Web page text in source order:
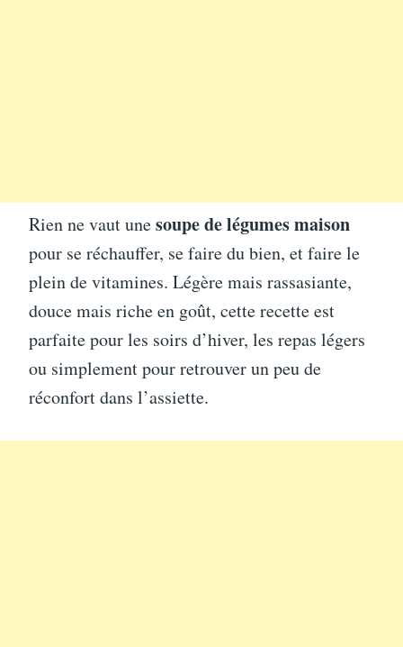
Rien ne vaut unesoupe de légumes maison
pour se réchauffer, se faire du bien, et faire le
plein de vitamines. Légère mais rassasiante,
douce mais riche en goût, cette recette est
parfaite pour les soirs d’hiver, les repas légers
ou simplement pour retrouver un peu de
réconfort dans l’assiette.